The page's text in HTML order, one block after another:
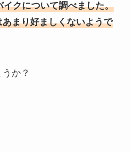
クについて調べました。
まり好ましくないようで
か？